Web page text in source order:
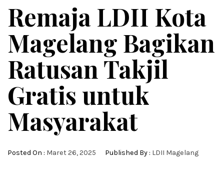
Remaja LDII Kota
Magelang Bagikan
Ratusan Takjil
Gratis untuk
Masyarakat
Posted On : Maret 26, 2025 Published By : LDII Magelang